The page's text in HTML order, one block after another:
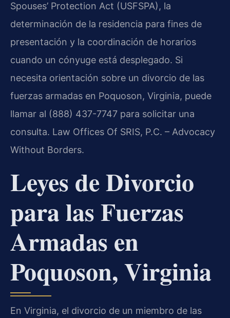
Spouses’ Protection Act (USFSPA), la
determinación de la residencia para fines de
presentación y la coordinación de horarios
cuando un cónyuge está desplegado. Si
necesita orientación sobre un divorcio de las
fuerzas armadas en Poquoson, Virginia, puede
llamar al (888) 437-7747 para solicitar una
consulta. Law Offices Of SRIS, P.C. – Advocacy
Without Borders.
Leyes de Divorcio
para las Fuerzas
Armadas en
Poquoson, Virginia
En Virginia, el divorcio de un miembro de las